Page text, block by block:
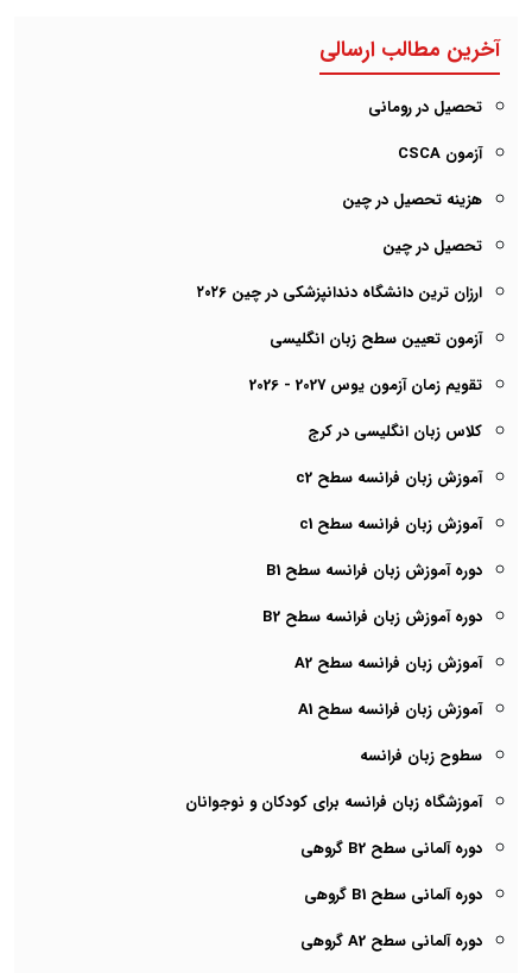
آخرین مطالب ارسالی
تحصیل در رومانی
آزمون CSCA
هزینه تحصیل در چین
تحصیل در چین
ارزان ترین دانشگاه دندانپزشکی در چین ۲۰۲6
آزمون تعیین سطح زبان انگلیسی
تقویم زمان آزمون یوس 2027 - 2026
کلاس زبان انگلیسی در کرج
آموزش زبان فرانسه سطح c2
آموزش زبان فرانسه سطح c1
دوره آموزش زبان فرانسه سطح B1
دوره آموزش زبان فرانسه سطح B2
آموزش زبان فرانسه سطح A2
آموزش زبان فرانسه سطح A1
سطوح زبان فرانسه
آموزشگاه زبان فرانسه برای کودکان و نوجوانان
دوره آلمانی سطح B2 گروهی
دوره آلمانی سطح B1 گروهی
دوره آلمانی سطح A2 گروهی